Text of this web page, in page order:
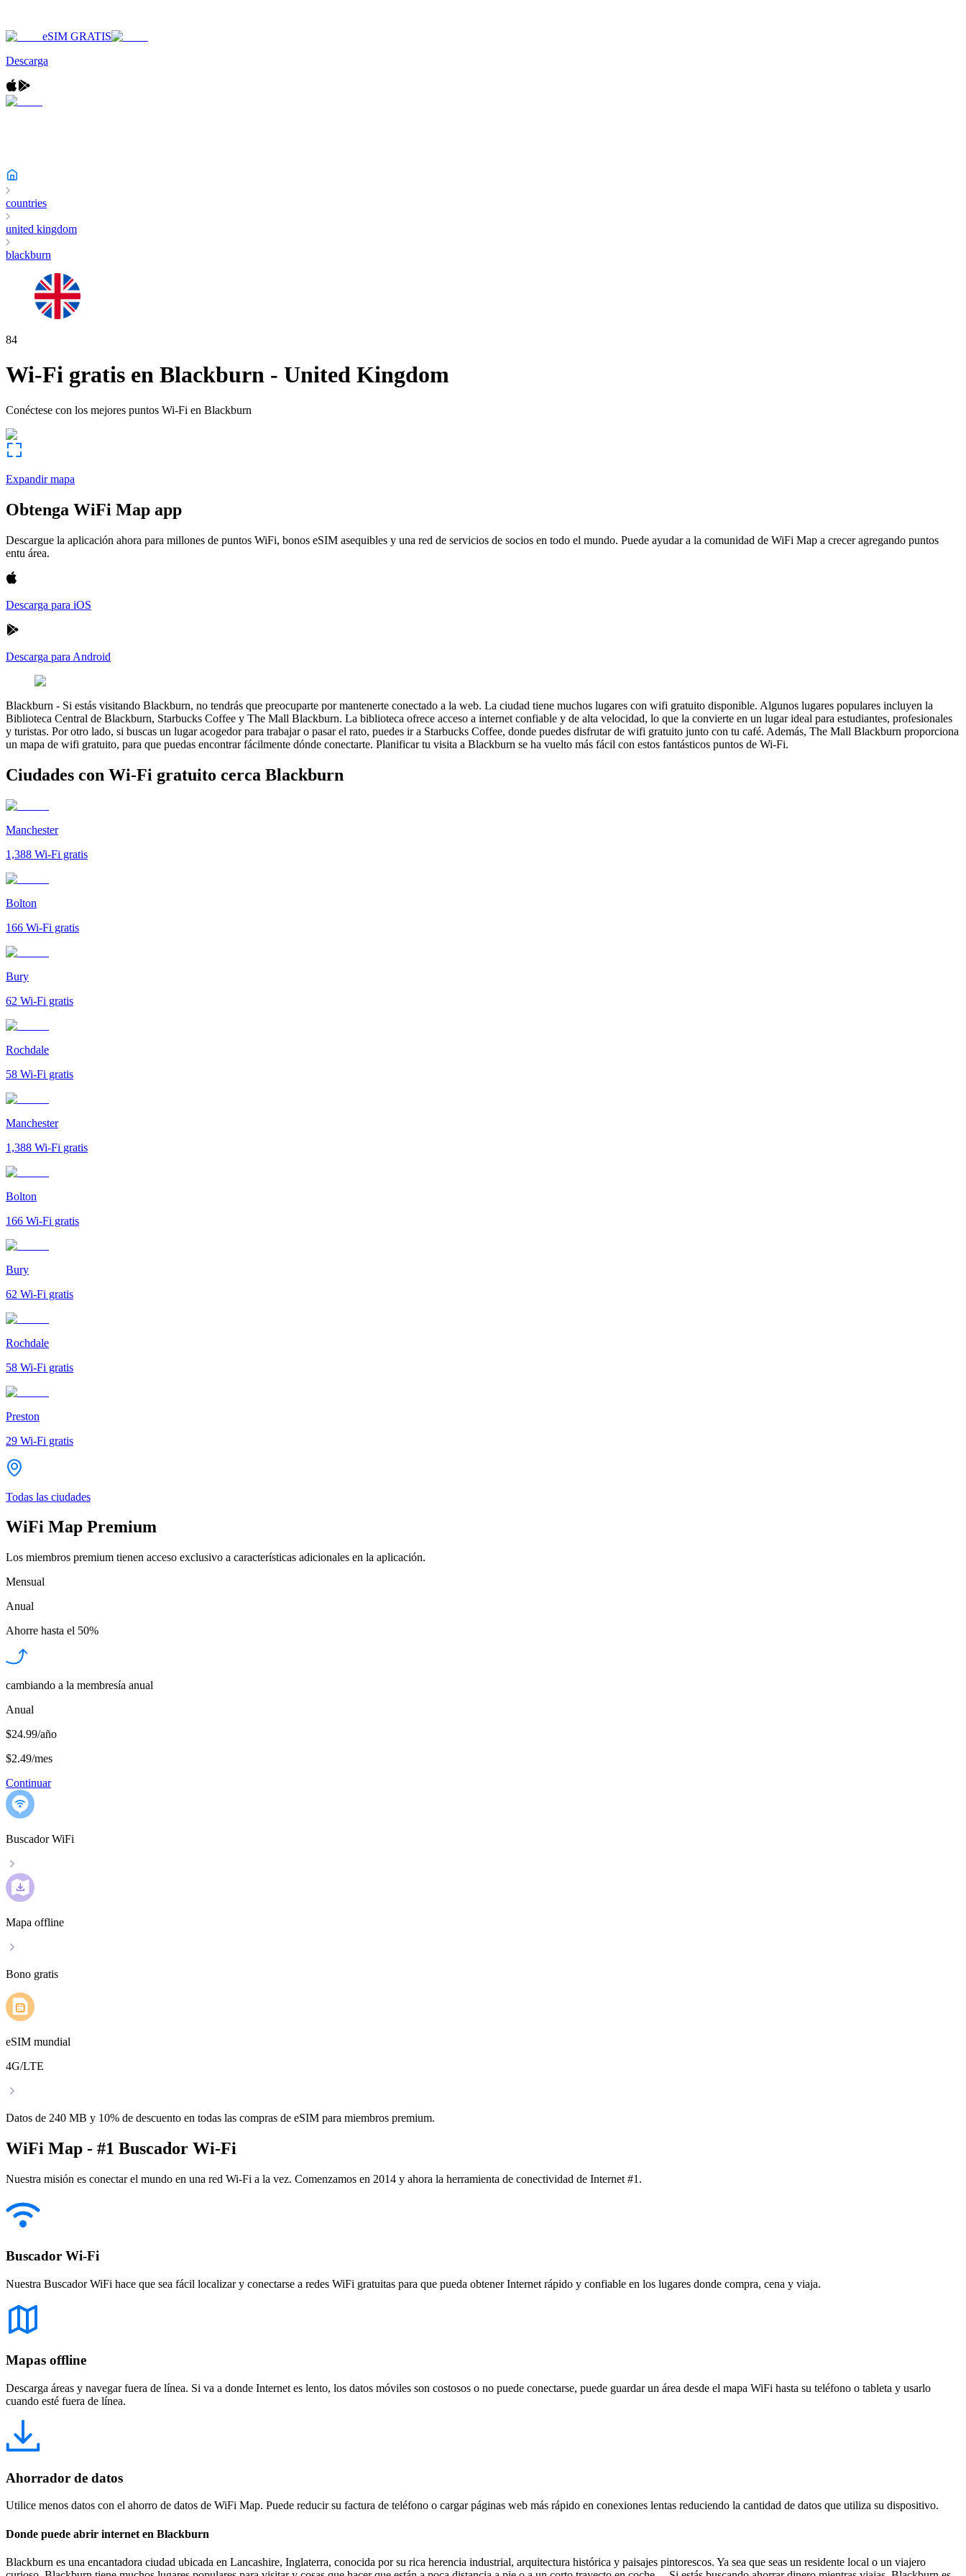
eSIM GRATIS
Descarga
countries
united kingdom
blackburn
84
Wi-Fi gratis en Blackburn - United Kingdom
Conéctese con los mejores puntos Wi-Fi en Blackburn
Expandir mapa
Obtenga WiFi Map app
Descargue la aplicación ahora para millones de puntos WiFi, bonos eSIM asequibles y una red de servicios de socios en todo el mundo. Puede ayudar a la comunidad de WiFi Map a crecer agregando puntos
entu área.
Descarga para iOS
Descarga para Android
Blackburn - Si estás visitando Blackburn, no tendrás que preocuparte por mantenerte conectado a la web. La ciudad tiene muchos lugares con wifi gratuito disponible. Algunos lugares populares incluyen la
Biblioteca Central de Blackburn, Starbucks Coffee y The Mall Blackburn. La biblioteca ofrece acceso a internet confiable y de alta velocidad, lo que la convierte en un lugar ideal para estudiantes, profesionales
y turistas. Por otro lado, si buscas un lugar acogedor para trabajar o pasar el rato, puedes ir a Starbucks Coffee, donde puedes disfrutar de wifi gratuito junto con tu café. Además, The Mall Blackburn proporciona
un mapa de wifi gratuito, para que puedas encontrar fácilmente dónde conectarte. Planificar tu visita a Blackburn se ha vuelto más fácil con estos fantásticos puntos de Wi-Fi.
Ciudades con Wi-Fi gratuito cerca Blackburn
Manchester
1,388 Wi-Fi gratis
Bolton
166 Wi-Fi gratis
Bury
62 Wi-Fi gratis
Rochdale
58 Wi-Fi gratis
Manchester
1,388 Wi-Fi gratis
Bolton
166 Wi-Fi gratis
Bury
62 Wi-Fi gratis
Rochdale
58 Wi-Fi gratis
Preston
29 Wi-Fi gratis
Todas las ciudades
WiFi Map Premium
Los miembros premium tienen acceso exclusivo a características adicionales en la aplicación.
Mensual
Anual
Ahorre hasta el 50%
cambiando a la membresía anual
Anual
$24.99/año
$2.49/mes
Continuar
Buscador WiFi
Mapa offline
Bono gratis
eSIM mundial
4G/LTE
Datos de 240 MB y 10% de descuento en todas las compras de eSIM para miembros premium.
WiFi Map - #1 Buscador Wi-Fi
Nuestra misión es conectar el mundo en una red Wi-Fi a la vez. Comenzamos en 2014 y ahora la herramienta de conectividad de Internet #1.
Buscador Wi-Fi
Nuestra Buscador WiFi hace que sea fácil localizar y conectarse a redes WiFi gratuitas para que pueda obtener Internet rápido y confiable en los lugares donde compra, cena y viaja.
Mapas offline
Descarga áreas y navegar fuera de línea. Si va a donde Internet es lento, los datos móviles son costosos o no puede conectarse, puede guardar un área desde el mapa WiFi hasta su teléfono o tableta y usarlo
cuando esté fuera de línea.
Ahorrador de datos
Utilice menos datos con el ahorro de datos de WiFi Map. Puede reducir su factura de teléfono o cargar páginas web más rápido en conexiones lentas reduciendo la cantidad de datos que utiliza su dispositivo.
Donde puede abrir internet en Blackburn
Blackburn es una encantadora ciudad ubicada en Lancashire, Inglaterra, conocida por su rica herencia industrial, arquitectura histórica y paisajes pintorescos. Ya sea que seas un residente local o un viajero